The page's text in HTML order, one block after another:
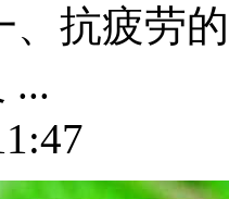
、抗疲劳
...